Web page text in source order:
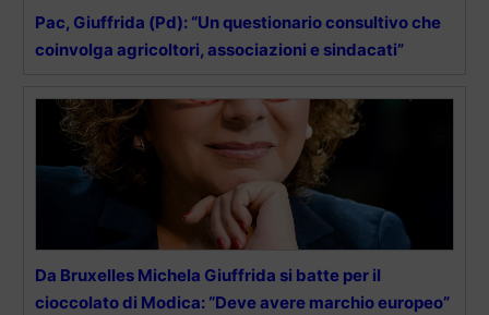
Pac, Giuffrida (Pd): “Un questionario consultivo che
coinvolga agricoltori, associazioni e sindacati”
Da Bruxelles Michela Giuffrida si batte per il
cioccolato di Modica: “Deve avere marchio europeo”